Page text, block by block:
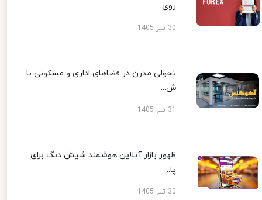
روی...
30 تیر 1405
تحولی مدرن در فضاهای اداری و مسکونی با
ش...
ظهور بازار آنلاین هوشمند شیش دنگ برای
پا...
30 تیر 1405